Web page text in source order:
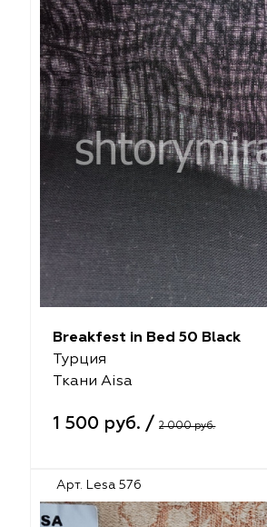
Breakfest in Bed 50 Black
Турция
Ткани Aisa
1 500 руб. /2 000 руб.
Арт. Lesa 576